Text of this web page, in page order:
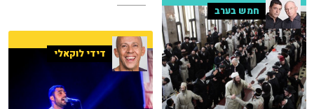
חמש בערב
דידי לוקאלי